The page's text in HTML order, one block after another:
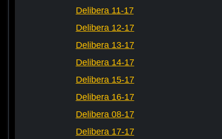
Delibera 11-17
Delibera 12-17
Delibera 13-17
Delibera 14-17
Delibera 15-17
Delibera 16-17
Delibera 08-17
Delibera 17-17